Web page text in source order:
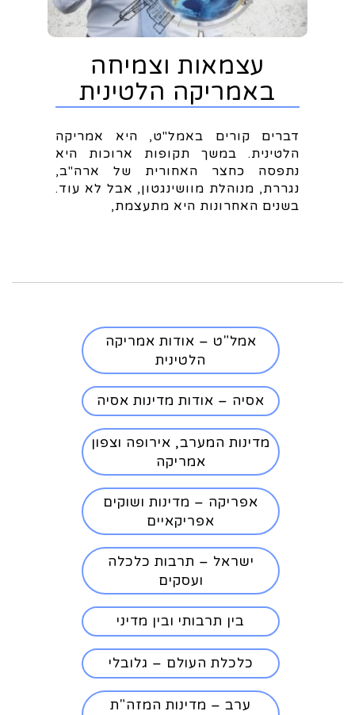
עצמאות וצמיחה
באמריקה הלטינית
דברים קורים באמל"ט, היא אמריקה
הלטינית. במשך תקופות ארוכות היא
נתפסה כחצר האחורית של ארה"ב,
נגררת, מנוהלת מוושינגטון, אבל לא עוד.
בשנים האחרונות היא מתעצמת,
אמל"ט – אודות אמריקה
הלטינית
אסיה – אודות מדינות אסיה
מדינות המערב, אירופה וצפון
אמריקה
אפריקה – מדינות ושוקים
אפריקאיים
ישראל – תרבות כלכלה
ועסקים
בין תרבותי ובין מדיני
כלכלת העולם – גלובלי
ערב – מדינות המזה"ת